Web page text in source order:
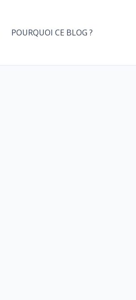
POURQUOI CE BLOG ?